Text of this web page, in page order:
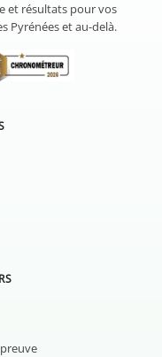
et résultats pour vos
Pyrénées et au-delà.